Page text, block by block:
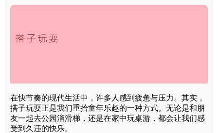
在快节奏的现代生活中，许多人感到疲惫与压力。其实，
搭子玩耍正是我们重拾童年乐趣的一种方式。无论是和朋
友一起去公园溜滑梯，还是在家中玩桌游，都会让我们感
受到久违的快乐。